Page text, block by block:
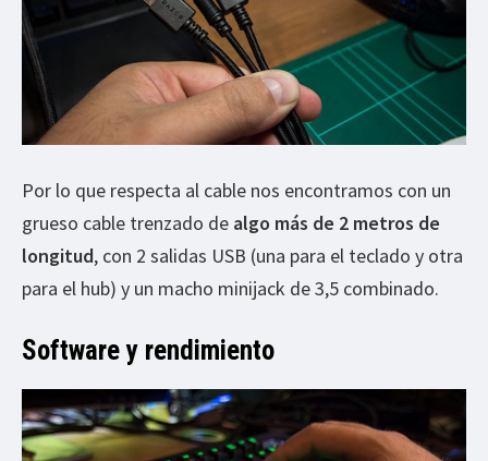
Por lo que respecta al cable nos encontramos con un
grueso cable trenzado de algo más de 2 metros de
longitud, con 2 salidas USB (una para el teclado y otra
para el hub) y un macho minijack de 3,5 combinado.
Software y rendimiento